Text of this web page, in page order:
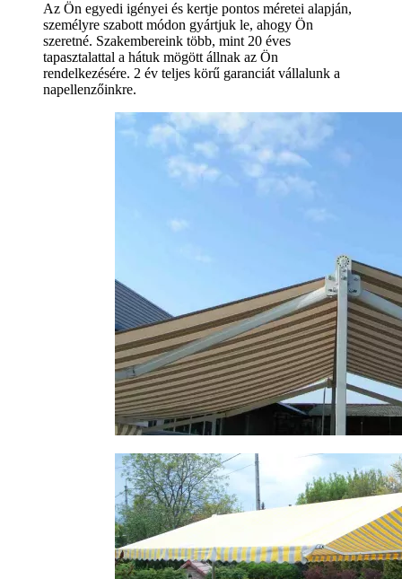
Az Ön egyedi igényei és kertje pontos méretei alapján,
személyre szabott módon gyártjuk le, ahogy Ön
szeretné. Szakembereink több, mint 20 éves
tapasztalattal a hátuk mögött állnak az Ön
rendelkezésére. 2 év teljes körű garanciát vállalunk a
napellenzőinkre.